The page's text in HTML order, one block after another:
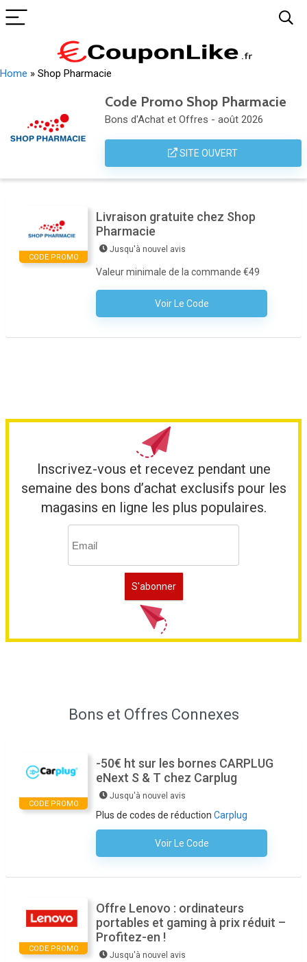
Home » Shop Pharmacie
Code Promo Shop Pharmacie
Bons d'Achat et Offres - août 2026
SITE OUVERT
CODE PROMO
Livraison gratuite chez Shop
Pharmacie
Jusqu'à nouvel avis
Valeur minimale de la commande €49
Voir Le Code
Aucun Code N'est Nécessaire
Inscrivez-vous et recevez pendant une
semaine des bons d’achat exclusifs pour les
magasins en ligne les plus populaires.
Bons et Offres Connexes
CODE PROMO
-50€ ht sur les bornes CARPLUG
eNext S & T chez Carplug
Jusqu'à nouvel avis
Plus de codes de réduction Carplug
Voir Le Code
Aucun Code N'est Nécessaire
CODE PROMO
Offre Lenovo : ordinateurs
portables et gaming à prix réduit –
Profitez-en !
Jusqu'à nouvel avis